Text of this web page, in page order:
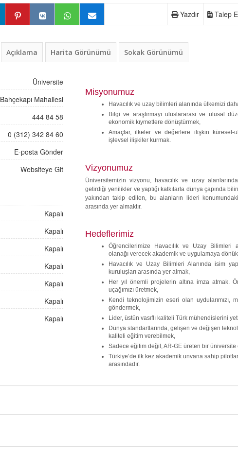
Talep
Yazdır
Açıklama Harita Görünümü Sokak Görünümü
Üniversite
Bahçekapı Mahallesi
444 84 58
0 (312) 342 84 60
E-posta Gönder
Websiteye Git
Kapalı
Kapalı
Kapalı
Kapalı
Kapalı
Kapalı
Kapalı
Misyonumuz
Havacılık ve uzay bilimleri alanında ülkemizi
Bilgi ve araştırmayı uluslararası ve ulusal
ekonomik kıymetlere dönüştürmek,
Amaçlar, ilkeler ve değerlere ilişkin küresel-
işlevsel ilişkiler kurmak.
Vizyonumuz
Üniversitemizin vizyonu, havacılık ve uzay
getirdiği yenilikler ve yaptığı katkılarla dünya çapında
yakından takip edilen, bu alanların lideri
arasında yer almaktır.
Hedeflerimiz
Öğrencilerimize Havacılık ve Uzay Bilimleri
olanağı verecek akademik ve uygulamaya dönük
Havacılık ve Uzay Bilimleri Alanında isim
kuruluşları arasında yer almak,
Her yıl önemli projelerin altına imza atmak.
uçağımızı üretmek,
Kendi teknolojimizin eseri olan uydularımızı,
göndermek,
Lider, üstün vasıflı kaliteli Türk mühendislerini
Dünya standartlarında, gelişen ve değişen
kaliteli eğitim verebilmek,
Sadece eğitim değil, AR-GE üreten bir üniversite
Türkiye’de ilk kez akademik unvana sahip
arasındadır.